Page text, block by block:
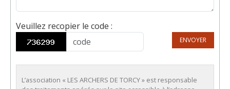
Veuillez recopier le code :
ENVOYER
L’association « LES ARCHERS DE TORCY » est responsable